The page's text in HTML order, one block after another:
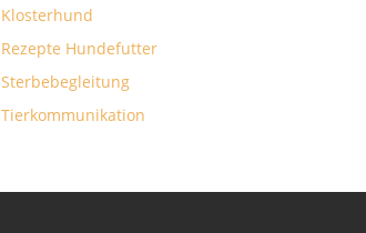
Klosterhund
Rezepte Hundefutter
Sterbebegleitung
Tierkommunikation